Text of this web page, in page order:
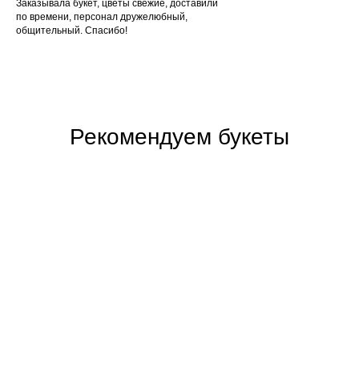
Заказывала букет, цветы свежие, доставили
по времени, персонал дружелюбный,
общительный. Спасибо!
Рекомендуем букеты